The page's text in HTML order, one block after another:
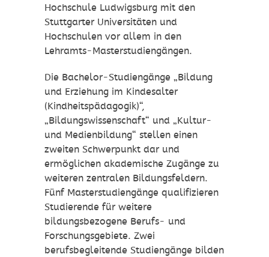
Hochschule Ludwigsburg mit den
Stuttgarter Universitäten und
Hochschulen vor allem in den
Lehramts-Masterstudiengängen.
Die Bachelor-Studiengänge „Bildung
und Erziehung im Kindesalter
(Kindheitspädagogik)“,
„Bildungswissenschaft“ und „Kultur-
und Medienbildung“ stellen einen
zweiten Schwerpunkt dar und
ermöglichen akademische Zugänge zu
weiteren zentralen Bildungsfeldern.
Fünf Masterstudiengänge qualifizieren
Studierende für weitere
bildungsbezogene Berufs- und
Forschungsgebiete. Zwei
berufsbegleitende Studiengänge bilden